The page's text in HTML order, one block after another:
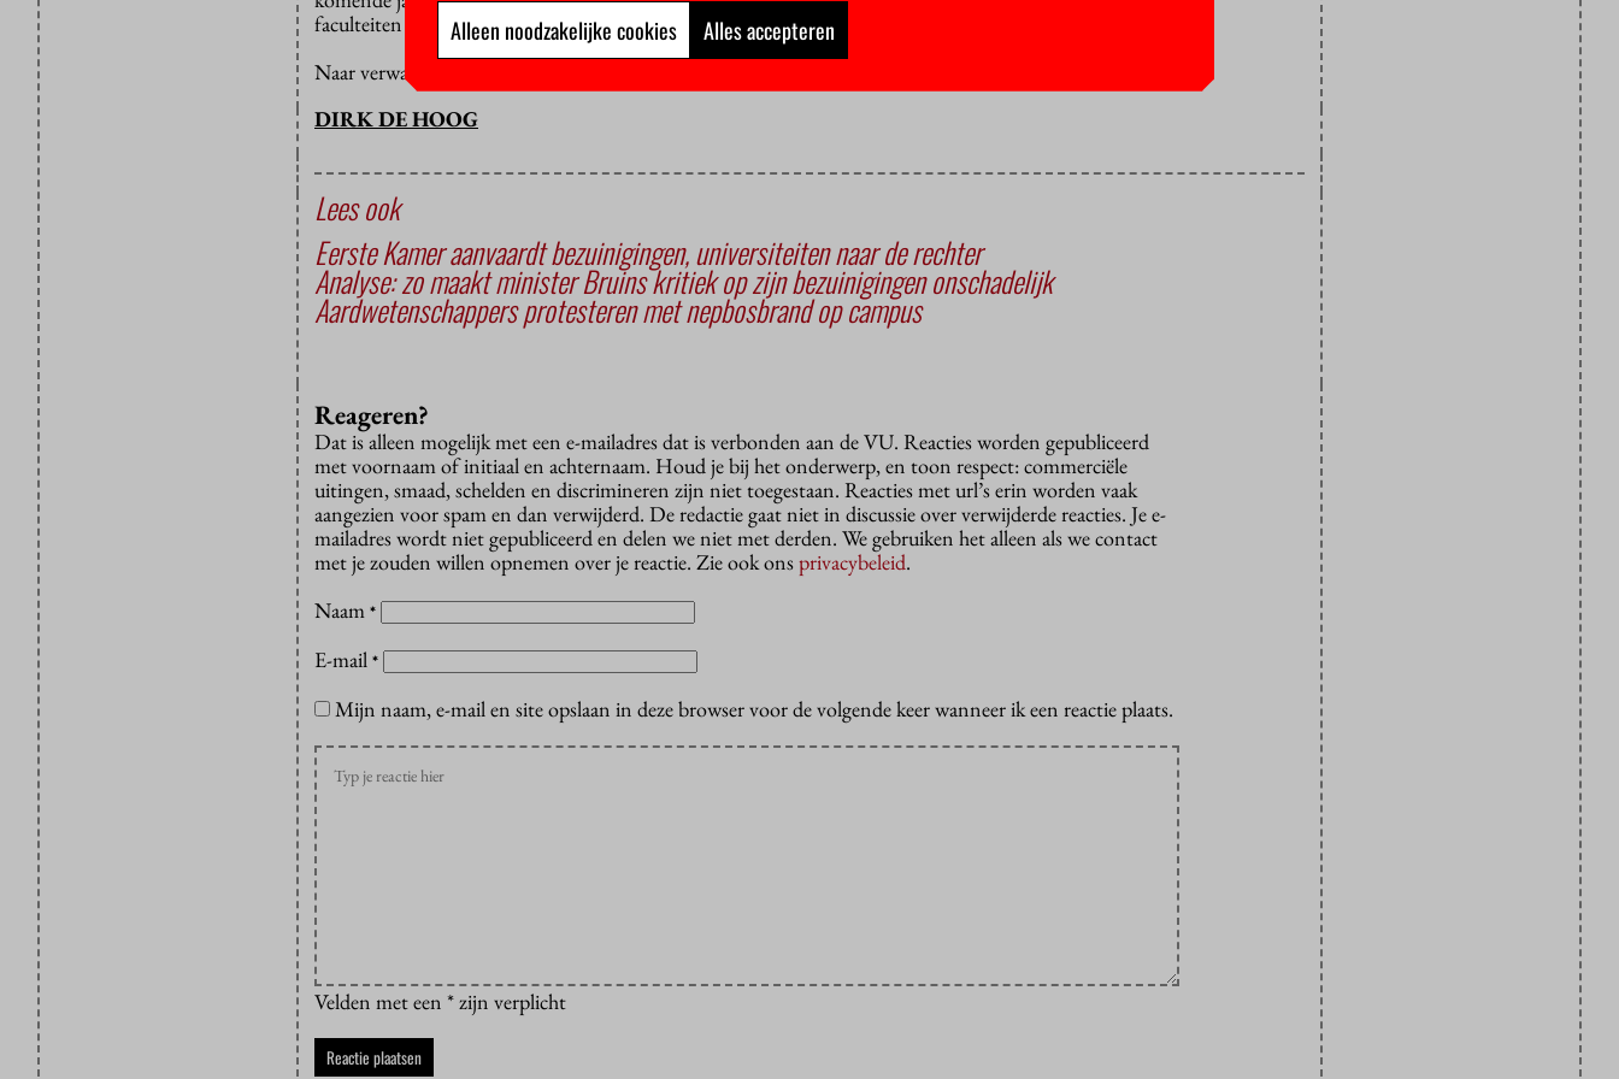
faculteiten en diensten niet in de rode cijfers komen.
Naar verwachting zal na de zomer de begroting voor 2016 in hoofdlijnen bekend zijn.
DIRK DE HOOG
Lees ook
Eerste Kamer aanvaardt bezuinigingen, universiteiten naar de rechter
Analyse: zo maakt minister Bruins kritiek op zijn bezuinigingen onschadelijk
Aardwetenschappers protesteren met nepbosbrand op campus
Reageren?
Dat is alleen mogelijk met een e-mailadres dat is verbonden aan de VU. Reacties worden gepubliceerd
met voornaam of initiaal en achternaam. Houd je bij het onderwerp, en toon respect: commerciële
uitingen, smaad, schelden en discrimineren zijn niet toegestaan. Reacties met url’s erin worden vaak
aangezien voor spam en dan verwijderd. De redactie gaat niet in discussie over verwijderde reacties. Je e-
mailadres wordt niet gepubliceerd en delen we niet met derden. We gebruiken het alleen als we contact
met je zouden willen opnemen over je reactie. Zie ook onsprivacybeleid.
Naam *
E-mail *
Mijn naam, e-mail en site opslaan in deze browser voor de volgende keer wanneer ik een reactie plaats.
Velden met een * zijn verplicht
Alleen noodzakelijke cookies Alles accepteren